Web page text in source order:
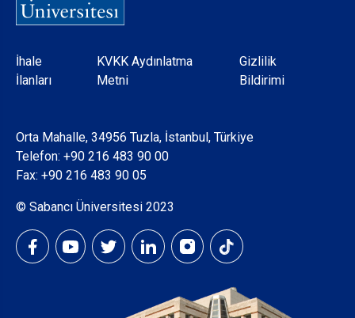
Dipnot
İhale
İlanları
KVKK Aydınlatma
Metni
Gizlilik
Bildirimi
Orta Mahalle, 34956 Tuzla, İstanbul, Türkiye
Telefon: +90 216 483 90 00
Fax: +90 216 483 90 05
© Sabancı Üniversitesi 2023